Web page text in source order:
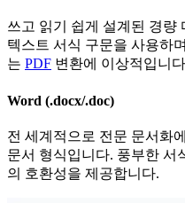
쓰고 읽기 쉽게 설계된 경량
텍스트 서식 구문을 사용하
는 PDF 변환에 이상적입니
Word (.docx/.doc)
전 세계적으로 전문 문서화
문서 형식입니다. 풍부한 서
의 호환성을 제공합니다.